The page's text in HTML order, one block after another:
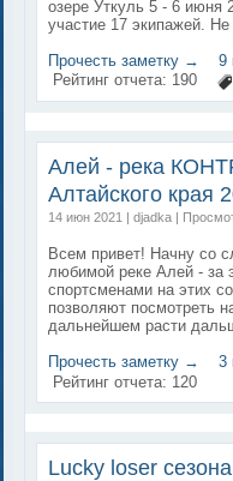
озере Уткуль 5 - 6 июня
участие 17 экипажей. Не
Прочесть заметку →
9
Рейтинг отчета: 190
Алей - река
Алтайского края
14 июн 2021 | djadka |
Всем привет! Начну со
любимой реке Алей - за
спортсменами на этих
позволяют посмотреть
дальнейшем расти
Прочесть заметку →
3
Рейтинг отчета: 120
Lucky loser